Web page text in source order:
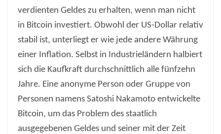
verdienten Geldes zu erhalten, wenn man nicht
in Bitcoin investiert. Obwohl der US-Dollar relativ
stabil ist, unterliegt er wie jede andere Währung
einer Inflation. Selbst in Industrieländern halbiert
sich die Kaufkraft durchschnittlich alle fünfzehn
Jahre. Eine anonyme Person oder Gruppe von
Personen namens Satoshi Nakamoto entwickelte
Bitcoin, um das Problem des staatlich
ausgegebenen Geldes und seiner mit der Zeit